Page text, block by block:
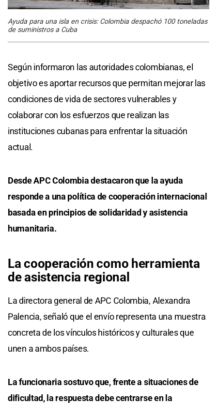
Ayuda para una isla en crisis: Colombia despachó 100 toneladas
de suministros a Cuba
Según informaron las autoridades colombianas, el
objetivo es aportar recursos que permitan mejorar las
condiciones de vida de sectores vulnerables y
colaborar con los esfuerzos que realizan las
instituciones cubanas para enfrentar la situación
actual.
Desde APC Colombia destacaron que la ayuda
responde a una política de cooperación internacional
basada en principios de solidaridad y asistencia
humanitaria.
La cooperación como herramienta
de asistencia regional
La directora general de APC Colombia, Alexandra
Palencia, señaló que el envío representa una muestra
concreta de los vínculos históricos y culturales que
unen a ambos países.
La funcionaria sostuvo que, frente a situaciones de
dificultad, la respuesta debe centrarse en la